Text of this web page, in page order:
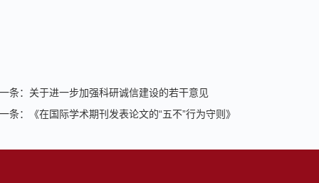
条： 关于进一步加强科研诚信建设的若干意见
条：
《在国际学术期刊发表论文的“五不”行为守则》